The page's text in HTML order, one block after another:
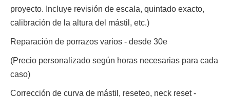
proyecto. Incluye revisión de escala, quintado exacto,
calibración de la altura del mástil, etc.)
Reparación de porrazos varios - desde 30e
(Precio personalizado según horas necesarias para cada
caso)
Corrección de curva de mástil, reseteo, neck reset -